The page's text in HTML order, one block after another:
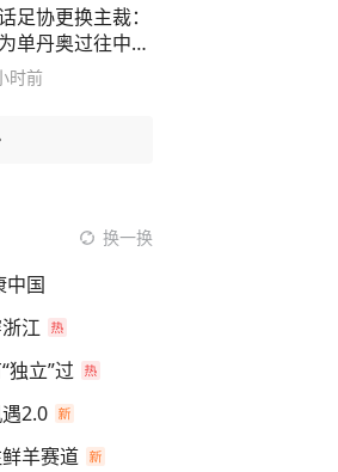
足协更换主裁：
单丹奥过往中超
争议判罚，且东
时前
换一换
中国
江
独立”过
2.0
羊赛道